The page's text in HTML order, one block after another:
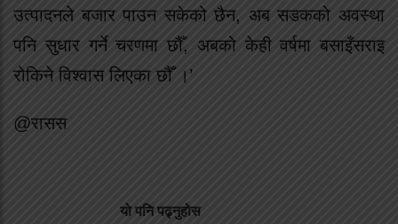
उत्पादनले बजार पाउन सकेको छैन, अब सडकको अवस्था
पनि सुधार गर्ने चरणमा छौँ, अबको केही वर्षमा बसाइँसराइ
रोकिने विश्वास लिएका छौँ ।’
@रासस
यो पनि पढ्नुहोस